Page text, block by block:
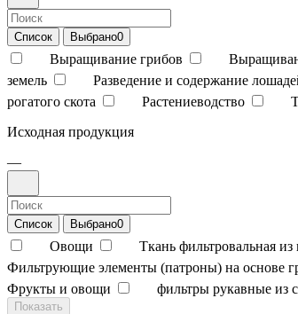
Список Выбрано0
Выращивание грибов
земель
Разведение и содержание
рогатого скота
Растениеводство
Исходная продукция
—
Список Выбрано0
Овощи Ткань фильтровальная
Фильтрующие элементы (патроны) на основе
Фрукты и овощи
фильтры рукавные из
Показать